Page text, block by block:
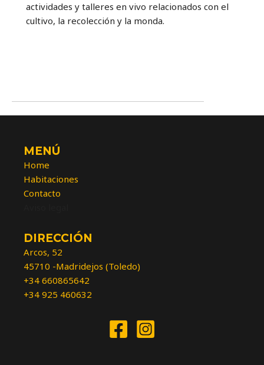
actividades y talleres en vivo relacionados con el
cultivo, la recolección y la monda.
MENÚ
Home
Habitaciones
Contacto
DIRECCIÓN
Arcos, 52
45710 -Madridejos (Toledo)
+34 660865642
+34 925 460632